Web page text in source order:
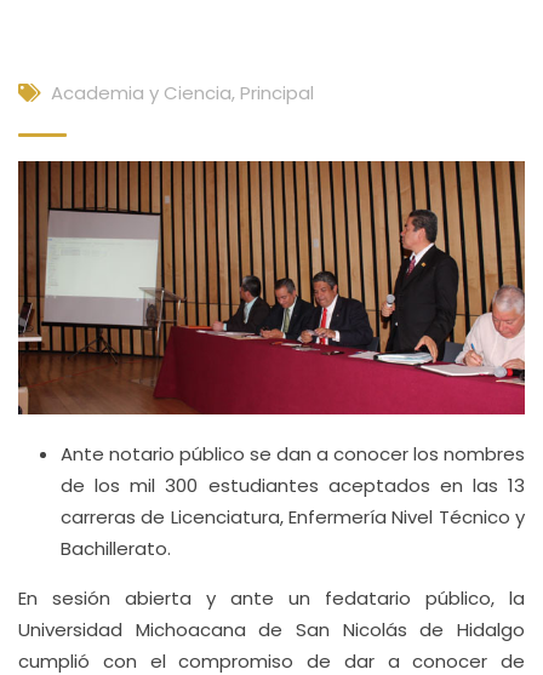
Academia y Ciencia, Principal
Ante notario público se dan a conocer los nombres
de los mil 300 estudiantes aceptados en las 13
carreras de Licenciatura, Enfermería Nivel Técnico y
Bachillerato.
En sesión abierta y ante un fedatario público, la
Universidad Michoacana de San Nicolás de Hidalgo
cumplió con el compromiso de dar a conocer de